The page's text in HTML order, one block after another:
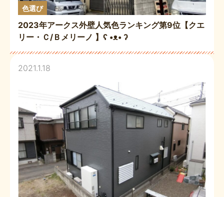
色選び
2023年アークス外壁人気色ランキング第9位【クエ
リー・Ｃ/Ｂメリーノ 】ʕ •ᴥ• ʔ
2021.1.18